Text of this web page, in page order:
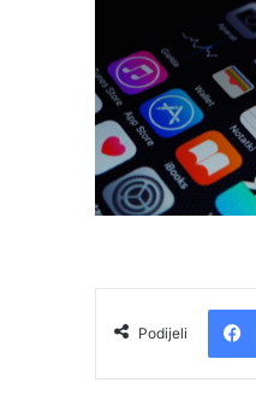
Podijeli